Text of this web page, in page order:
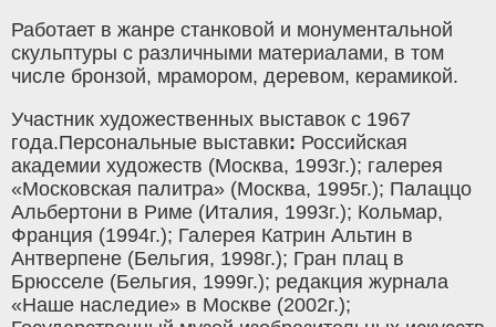
Работает в жанре станковой и монументальной
скульптуры с различными материалами, в том
числе бронзой, мрамором, деревом, керамикой.
Участник художественных выставок с 1967
года.Персональные выставки: Российская
академии художеств (Москва, 1993г.); галерея
«Московская палитра» (Москва, 1995г.); Палаццо
Альбертони в Риме (Италия, 1993г.); Кольмар,
Франция (1994г.); Галерея Катрин Альтин в
Антверпене (Бельгия, 1998г.); Гран плац в
Брюсселе (Бельгия, 1999г.); редакция журнала
«Наше наследие» в Москве (2002г.);